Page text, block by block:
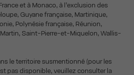
et à Monaco, à l’exclusion des
Guyane française, Martinique,
Polynésie française, Réunion,
Saint-Pierre-et-Miquelon, Wallis-
le territoire susmentionné (pour les
pas disponible, veuillez consulter la